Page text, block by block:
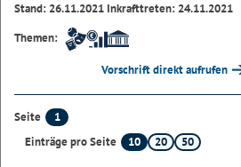
Stand: 26.11.2021 Inkrafttreten: 24.11.2021
Themen:
Vorschrift direkt aufrufen
Seite
1
Einträge pro Seite
10 20 50